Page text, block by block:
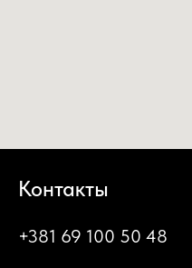
Контакты
+381 69 100 50 48